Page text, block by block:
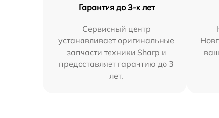
Гарантия до 3-х лет
Сервисный центр
устанавливает оригинальные
запчасти техники Sharp и
предоставляет гарантию до 3
лет.